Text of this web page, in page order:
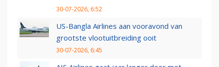
30-07-2026, 6:52
US-Bangla Airlines aan vooravond van
grootste vlootuitbreiding ooit
30-07-2026, 6:45